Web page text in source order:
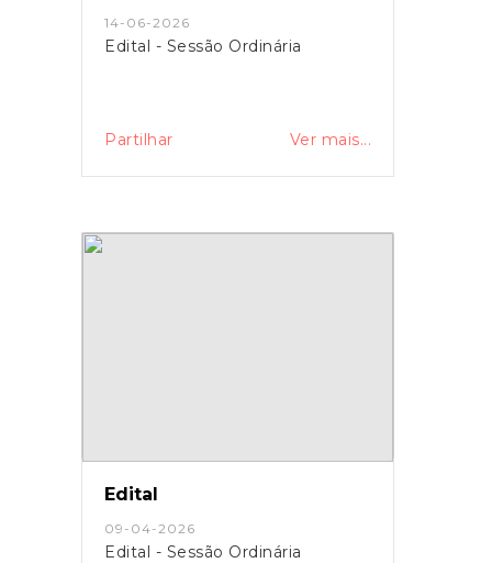
14-06-2026
Edital - Sessão Ordinária
Partilhar Ver mais...
Edital
09-04-2026
Edital - Sessão Ordinária